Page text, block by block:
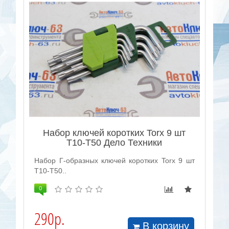
Набор ключей коротких Torx 9 шт
Т10-Т50 Дело Техники
Набор Г-образных ключей коротких Torx 9 шт
Т10-Т50..
0
290р. В корзину